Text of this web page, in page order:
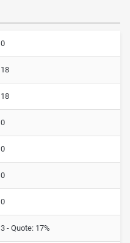
0
18
18
0
0
0
0
3 - Quote: 17%